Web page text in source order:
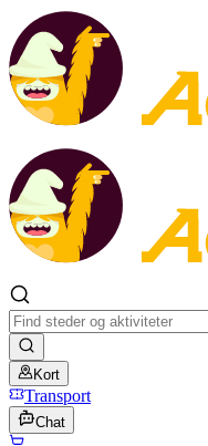
Kort
Transport
Chat